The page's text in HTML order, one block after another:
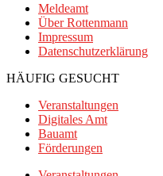
Meldeamt
Über Rottenmann
Impressum
Datenschutzerklärung
HÄUFIG GESUCHT
Veranstaltungen
Digitales Amt
Bauamt
Förderungen